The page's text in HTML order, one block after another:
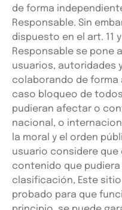
de forma
Responsable. Sin
dispuesto en el art. 11 y
Responsable se pone
usuarios, autoridades
colaborando de forma
caso bloqueo de
pudieran afectar o
nacional, o
la moral y el orden
usuario considere que
contenido que
clasificación, Este
probado para que